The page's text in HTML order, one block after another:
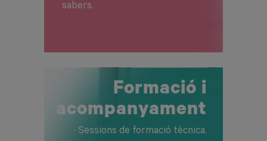
sabers.
Formació i
acompanyament
· Sessions de formació tècnica.